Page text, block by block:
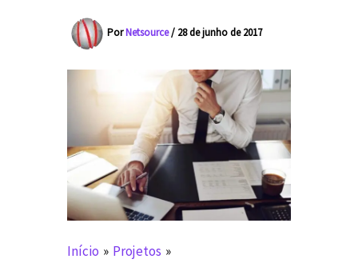
PorNetsource/ 28 de junho de 2017
Início
Projetos